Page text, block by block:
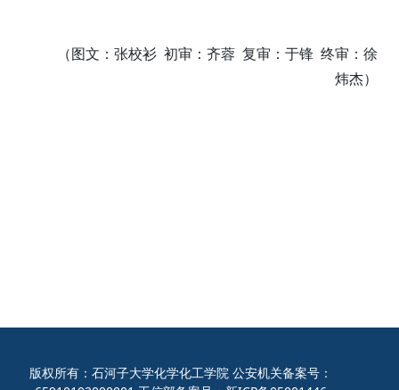
（图文：张校衫 初审：齐蓉 复审：于锋 终审：徐
炜杰）
版权所有：石河子大学化学化工学院 公安机关备案号：